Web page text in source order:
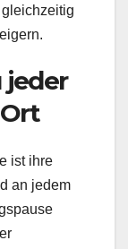
jeder
ist ihre
an jedem